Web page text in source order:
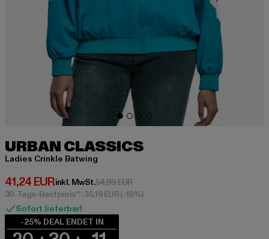
URBAN CLASSICS
Ladies Crinkle Batwing
41,24 EUR
Derzeitiger Preis: 41,24 EUR
inkl. MwSt.54,99 EURAktionspreis: 54,99 EUR
30-Tage-Bestpreis**: 35,19 EUR(-18%)
Sofort lieferbar!
-25% DEAL ENDET IN